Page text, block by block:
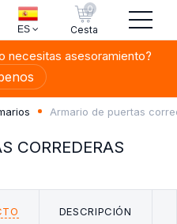
ES
0
Cesta
necesitas asesoramiento?
Armario de puertas
CORREDERAS
DESCRIPCIÓN